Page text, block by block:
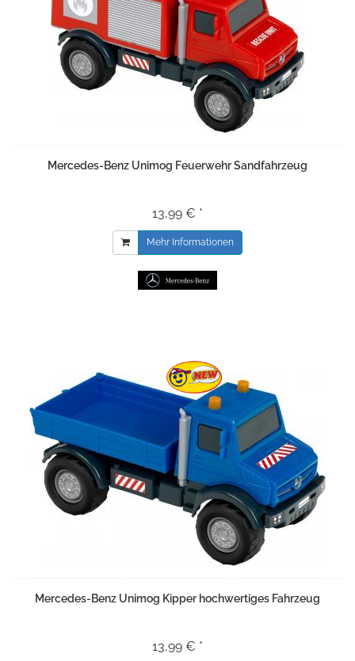
Mercedes-Benz Unimog Feuerwehr Sandfahrzeug
13,99 € *
Mehr Informationen
Mercedes-Benz Unimog Kipper hochwertiges Fahrzeug
13,99 € *